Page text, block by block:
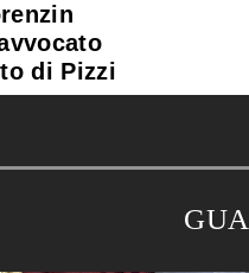
di Pizzi